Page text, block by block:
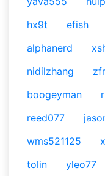
hx9t
efish
alphanerd
nidilzhang
boogeyman
reed077
wms521125
tolin
yleo77